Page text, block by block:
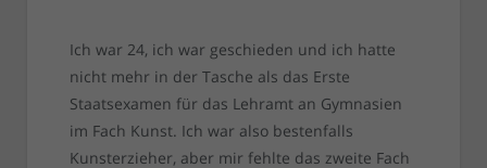
Ich war 24, ich war geschieden und ich hatte
nicht mehr in der Tasche als das Erste
Staatsexamen für das Lehramt an Gymnasien
im Fach Kunst. Ich war also bestenfalls
Kunsterzieher, aber mir fehlte das zweite Fach